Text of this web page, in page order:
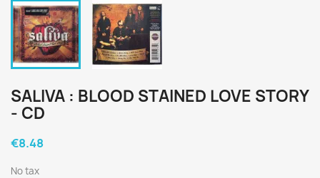
SALIVA : BLOOD STAINED LOVE STORY
- CD
€8.48
No tax